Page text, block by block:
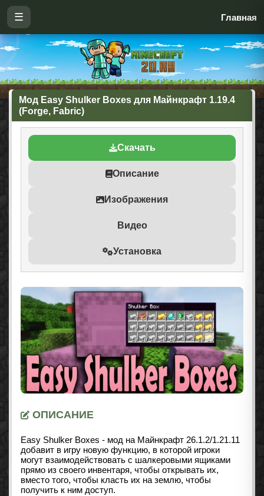
☰ Главная
Мод Easy Shulker Boxes для Майнкрафт 1.19.4
(Forge, Fabric)
Скачать
Описание
Изображения
Видео
Установка
ОПИСАНИЕ
Easy Shulker Boxes - мод на Майнкрафт 26.1.2/1.21.11
добавит в игру новую функцию, в которой игроки
могут взаимодействовать с шалкеровыми ящиками
прямо из своего инвентаря, чтобы открывать их,
вместо того, чтобы класть их на землю, чтобы
получить к ним доступ.